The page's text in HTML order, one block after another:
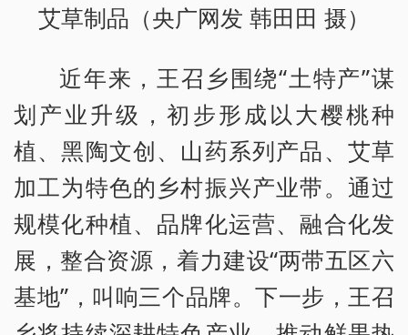
艾草制品（央广网发 韩田田 摄）
近年来，王召乡围绕“土特产”谋
划产业升级，初步形成以大樱桃种
植、黑陶文创、山药系列产品、艾草
加工为特色的乡村振兴产业带。通过
规模化种植、品牌化运营、融合化发
展，整合资源，着力建设“两带五区六
基地”，叫响三个品牌。下一步，王召